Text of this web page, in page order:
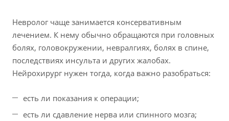
Невролог чаще занимается консервативным
лечением. К нему обычно обращаются при головных
болях, головокружении, невралгиях, болях в спине,
последствиях инсульта и других жалобах.
Нейрохирург нужен тогда, когда важно разобраться:
есть ли показания к операции;
есть ли сдавление нерва или спинного мозга;